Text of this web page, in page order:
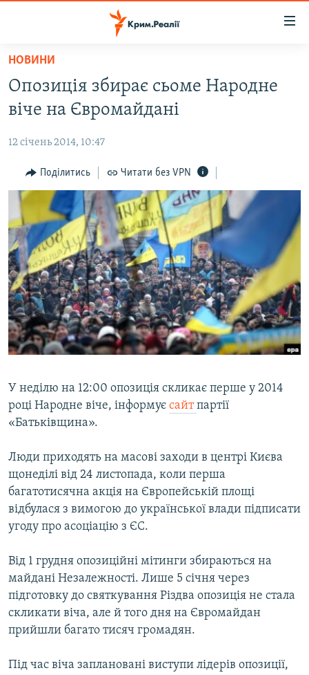
Перейти
основного
матеріалу
до
навігації
Перейти
пошуку
ВОДА.КРИМ
ВІДЕО ТА ФОТО
ПОЛІТИКА
БЛОГИ
ПОГЛЯД
ІНТЕРВ'Ю
ВСЕ ЗА ДЕНЬ
СПЕЦПРОЕКТИ
ДЕПОРТАЦІЯ
ВІДЕОУРОКИ «ELIFBE»
СВІДЧЕННЯ ОКУПАЦІЇ
ЯК ОБІЙТИ БЛОКУВАННЯ
Русский
Qırımtatar
ДОЛУЧАЙСЯ!
Усі сайти RFE/RL
НОВИНИ
Опозиція збирає сьоме Народне
віче на Євромайдані
12 січень 2014, 10:47
Поділитись Читати без VPN
У неділю на 12:00 опозиція скликає перше у 2014
році Народне віче, інформує сайтпартії
«Батьківщина».
Люди приходять на масові заходи в центрі Києва
щонеділі від 24 листопада, коли перша
багатотисячна акція на Європейській площі
відбулася з вимогою до української влади підписати
угоду про асоціацію з ЄС.
Від 1 грудня опозиційні мітинги збираються на
майдані Незалежності. Лише 5 січня через
підготовку до святкування Різдва опозиція не стала
скликати віча, але й того дня на Євромайдан
прийшли багато тисяч громадян.
Під час віча заплановані виступи лідерів опозиції,